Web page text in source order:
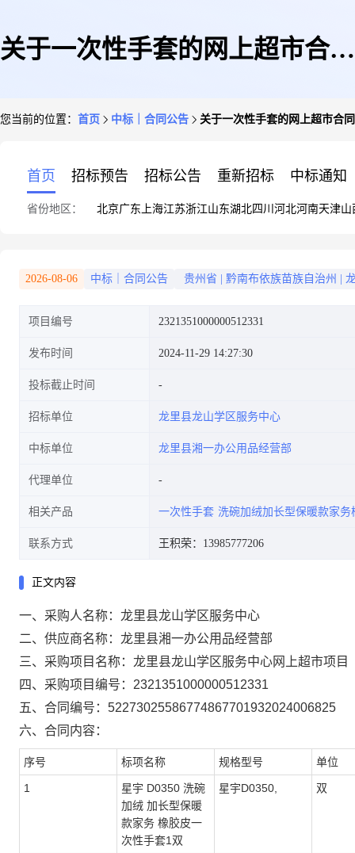
关于一次性手套的网上超市合同
您当前的位置： 首页 中标｜合同公告 关于一次性手套的网上超市合
首页 招标预告 招标公告 重新招标 中标通知
省份地区： 北京广东 上海江苏浙江山东湖北四川 河北河南天津山
2026-08-06 中标｜合同公告 贵州省 黔南布依族苗族自治州
项目编号 2321351000000512331
发布时间 2024-11-29 14:27:30
投标截止时间
招标单位 龙里县龙山学区服务中心
中标单位 龙里县湘一办公用品经营部
代理单位
相关产品 一次性手套 洗碗加绒加长型保暖款家
联系方式 王积荣：13985777206
正文内容
一、采购人名称： 龙里县龙山学区服务中心
二、供应商名称： 龙里县湘一办公用品经营部
三、采购项目名称： 龙里县龙山学区服务中心网上超市项目
四、采购项目编号： 2321351000000512331
五、合同编号： 52273025586774867701932024006825
六、合同内容：
序号 标项名称 规格型号 单位
1
星宇 D0350 洗碗
加绒 加长型保暖
款家务 橡胶皮一
次性手套1双
星宇D0350, 双